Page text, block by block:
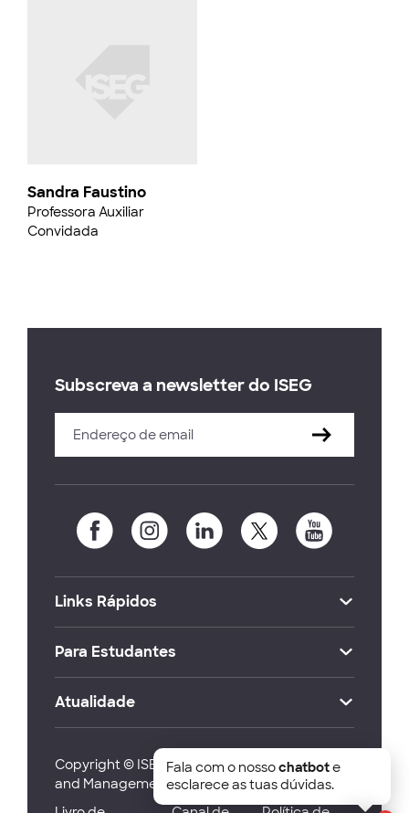
Sandra Faustino
Professora Auxiliar
Convidada
Subscreva a newsletter do ISEG
Links Rápidos
Para Estudantes
Atualidade
Copyright © ISEG Lisbon School of Economics
and Management 2026
Fala com o nossochatbote
esclarece as tuas dúvidas.